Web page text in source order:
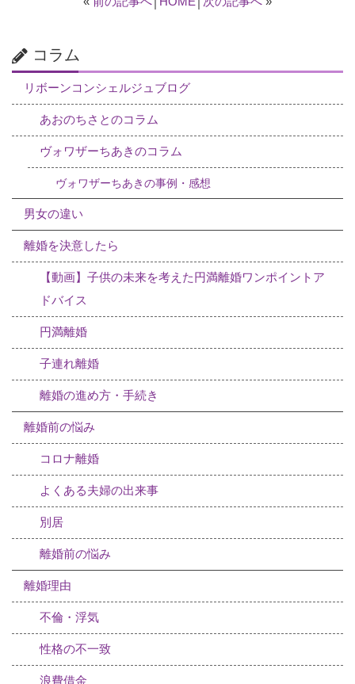
コラム
リボーンコンシェルジュブログ
あおのちさとのコラム
ヴォワザーちあきのコラム
ヴォワザーちあきの事例・感想
男女の違い
離婚を決意したら
【動画】子供の未来を考えた円満離婚ワンポイントア
ドバイス
円満離婚
子連れ離婚
離婚の進め方・手続き
離婚前の悩み
コロナ離婚
よくある夫婦の出来事
別居
離婚前の悩み
離婚理由
不倫・浮気
性格の不一致
浪費借金